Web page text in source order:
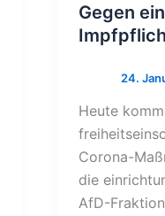
Gegen
Heute
Corona-
die
AfD-